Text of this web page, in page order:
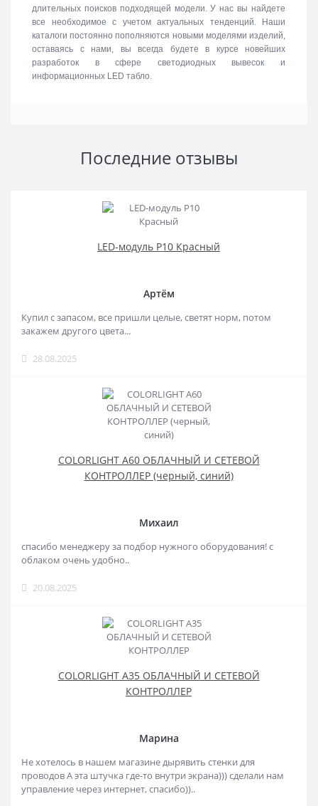
длительных поисков подходящей модели. У нас вы найдете
все необходимое с учетом актуальных тенденций. Наши
каталоги постоянно пополняются новыми моделями изделий,
оставаясь с нами, вы всегда будете в курсе новейших
разработок в сфере светодиодных вывесок и
информационных LED табло.
Последние отзывы
LED-модуль P10 Красный
Артём
Купил с запасом, все пришли целые, светят норм, потом
закажем другого цвета...
28.08.2025
COLORLIGHT A60 ОБЛАЧНЫЙ И СЕТЕВОЙ
КОНТРОЛЛЕР (черный, синий)
Михаил
спасибо менеджеру за подбор нужного оборудования! с
облаком очень удобно..
20.08.2025
COLORLIGHT A35 ОБЛАЧНЫЙ И СЕТЕВОЙ
КОНТРОЛЛЕР
Марина
Не хотелось в нашем магазине дырявить стенки для
проводов А эта штучка где-то внутри экрана))) сделали нам
управление через интернет, спасибо))..